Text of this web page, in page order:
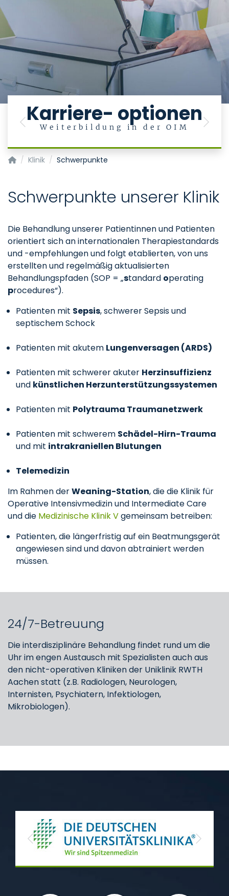
Karriere- optionen
Weiterbildung in der OIM
Previous Next
Klinik für Operative Intensivmedizin und Intermediate Care
Klinik Schwerpunkte
Schwerpunkte unserer Klinik
Die Behandlung unserer Patientinnen und Patienten
orientiert sich an internationalen Therapiestandards
und -empfehlungen und folgt etablierten, von uns
erstellten und regelmäßig aktualisierten
Behandlungspfaden (SOP = „standard operating
procedures“).
Patienten mit Sepsis, schwerer Sepsis und
septischem Schock
Patienten mit akutem Lungenversagen (ARDS)
Patienten mit schwerer akuter Herzinsuffizienz
und künstlichen Herzunterstützungssystemen
Patienten mit Polytrauma Traumanetzwerk
Patienten mit schwerem Schädel-Hirn-Trauma
und mit intrakraniellen Blutungen
Telemedizin
Im Rahmen derWeaning-Station, die die Klinik für
Operative Intensivmedizin und Intermediate Care
und die Medizinische Klinik Vgemeinsam betreiben:
Patienten, die längerfristig auf ein Beatmungsgerät
angewiesen sind und davon abtrainiert werden
müssen.
24/7-Betreuung
Die interdisziplinäre Behandlung findet rund um die
Uhr im engen Austausch mit Spezialisten auch aus
den nicht-operativen Kliniken der Uniklinik RWTH
Aachen statt (z.B. Radiologen, Neurologen,
Internisten, Psychiatern, Infektiologen,
Mikrobiologen).
Previous Next